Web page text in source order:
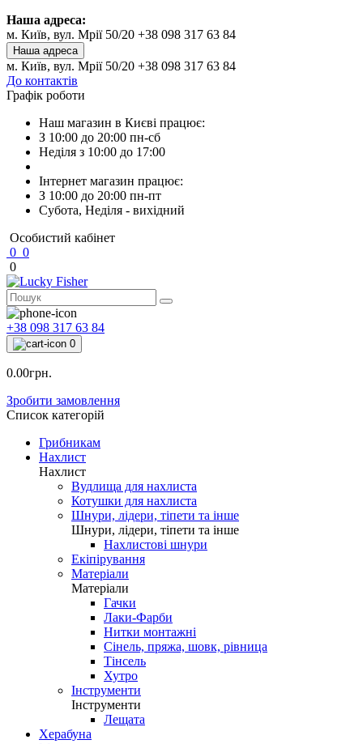
Наша адреса:
м. Київ, вул. Мрії 50/20 +38 098 317 63 84
Наша адреса
м. Київ, вул. Мрії 50/20 +38 098 317 63 84
До контактів
Графік роботи
Наш магазин в Києві працює:
З 10:00 до 20:00 пн-сб
Неділя з 10:00 до 17:00
Інтернет магазин працює:
З 10:00 до 20:00 пн-пт
Субота, Неділя - вихідний
Особистий кабінет
0 0
0
+38 098 317 63 84
0
0.00грн.
Зробити замовлення
Список категорій
Грибникам
Нахлист
Нахлист
Вудлища для нахлиста
Котушки для нахлиста
Шнури, лідери, тіпети та інше
Шнури, лідери, тіпети та інше
Нахлистові шнури
Екіпірування
Матеріали
Матеріали
Гачки
Лаки-Фарби
Нитки монтажні
Сінель, пряжа, шовк, рівница
Тінсель
Хутро
Інструменти
Інструменти
Лещата
Херабуна